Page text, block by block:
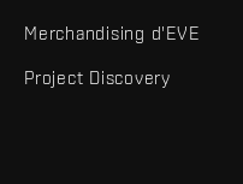
Merchandising d'EVE
Project Discovery